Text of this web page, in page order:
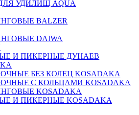
УДИЛИЩ AQUA
BALZER
DAIWA
И ПИКЕРНЫЕ ДУНАЕВ
БЕЗ КОЛЕЦ KOSADAKA
С КОЛЬЦАМИ KOSADAKA
KOSADAKA
И ПИКЕРНЫЕ KOSADAKA